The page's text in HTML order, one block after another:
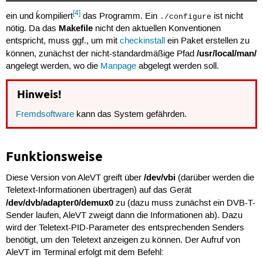
ein und ḱompiliert[4]das Programm. Ein ./configure ist nicht
nötig. Da das Makefilenicht den aktuellen Konventionen
entspricht, muss ggf., um mit checkinstallein Paket erstellen zu
können, zunächst der nicht-standardmäßige Pfad /usr/local/man/
angelegt werden, wo die Manpageabgelegt werden soll.
Hinweis!
Fremdsoftware kann das System gefährden.
Funktionsweise
Diese Version von AleVT greift über /dev/vbi(darüber werden die
Teletext-Informationen übertragen) auf das Gerät
/dev/dvb/adapter0/demux0zu (dazu muss zunächst ein DVB-T-
Sender laufen, AleVT zweigt dann die Informationen ab). Dazu
wird der Teletext-PID-Parameter des entsprechenden Senders
benötigt, um den Teletext anzeigen zu können. Der Aufruf von
AleVT im Terminal erfolgt mit dem Befehl: